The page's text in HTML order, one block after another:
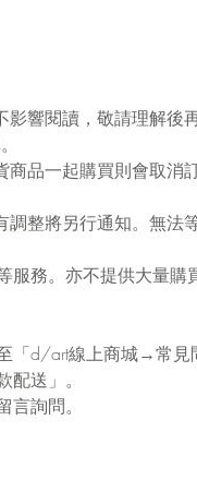
響閱讀，敬請理解後再
品一起購買則會取消
整將另行通知。無法
務。亦不提供大量購
「d/art線上商城→常見
送」。
詢問。